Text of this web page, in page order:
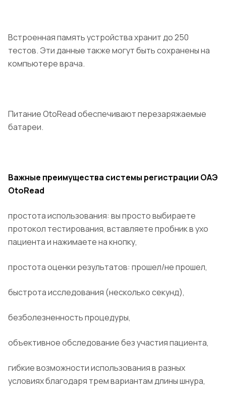
Встроенная память устройства хранит до 250
тестов. Эти данные также могут быть сохранены на
компьютере врача.
Питание OtoRead обеспечивают перезаряжаемые
батареи.
Важные преимущества системы регистрации ОАЭ
OtoRead
простота использования: вы просто выбираете
протокол тестирования, вставляете пробник в ухо
пациента и нажимаете на кнопку,
простота оценки результатов: прошел/не прошел,
быстрота исследования (несколько секунд),
безболезненность процедуры,
объективное обследование без участия пациента,
гибкие возможности использования в разных
условиях благодаря трем вариантам длины шнура,